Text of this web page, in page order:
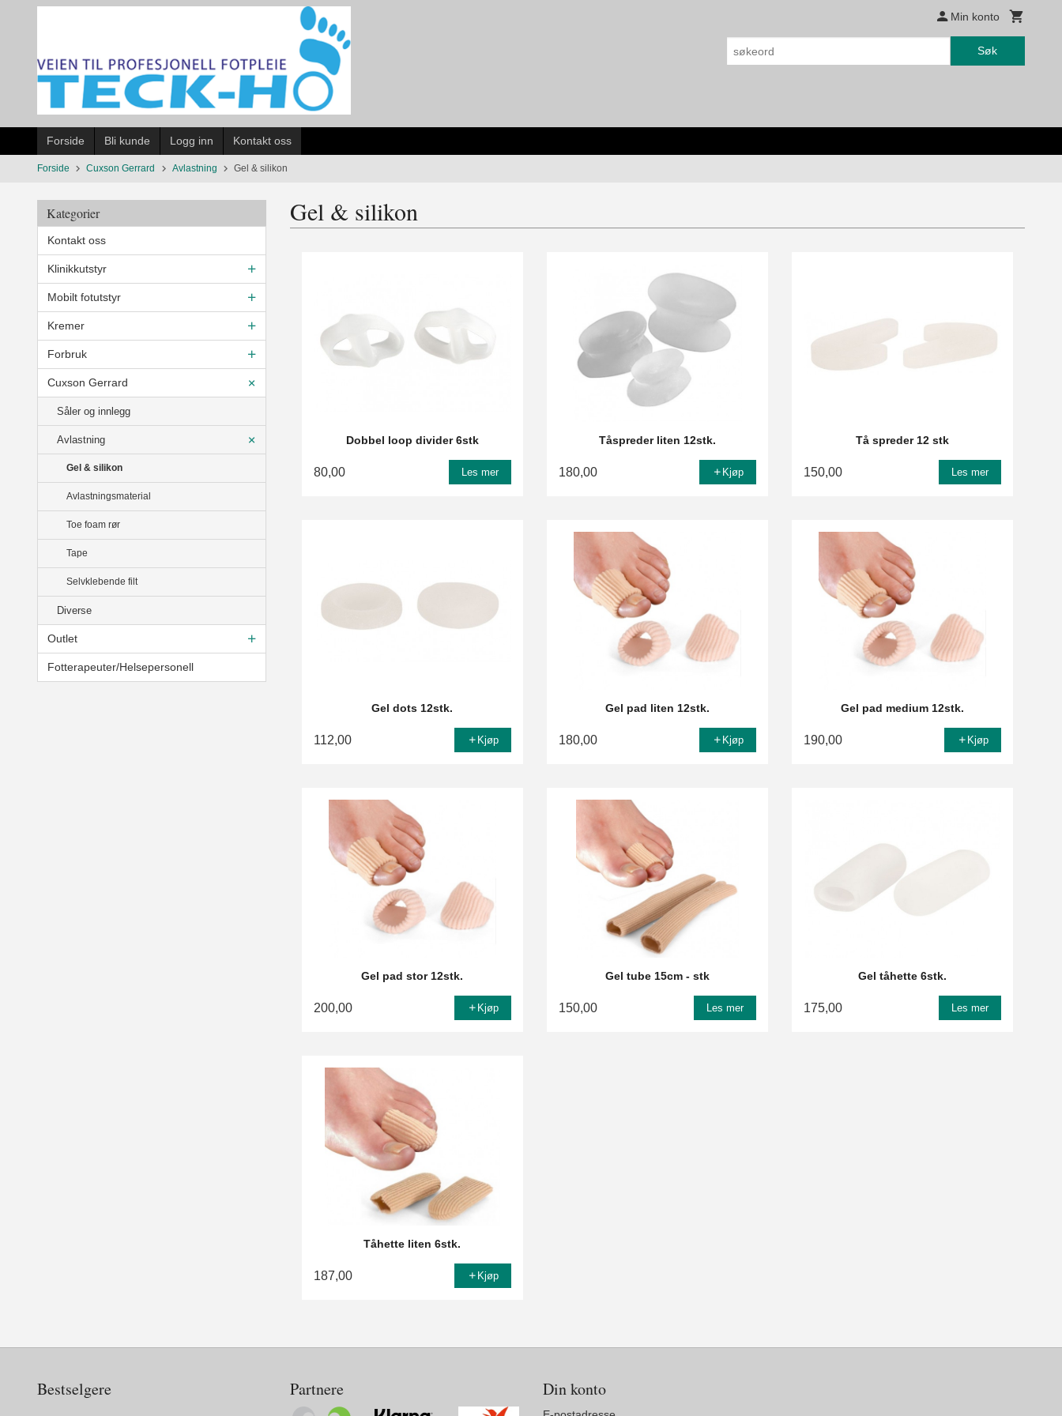
Min konto
Søk
Forside Bli kunde Logg inn Kontakt oss
Forside Cuxson Gerrard Avlastning Gel & silikon
Kategorier
Kontakt oss
Klinikkutstyr
Mobilt fotutstyr
Kremer
Forbruk
Cuxson Gerrard
Såler og innlegg
Avlastning
Gel & silikon
Avlastningsmaterial
Toe foam rør
Tape
Selvklebende filt
Diverse
Outlet
Fotterapeuter/Helsepersonell
Gel & silikon
Dobbel loop divider 6stk
80,00 Les mer
Tåspreder liten 12stk.
180,00 Kjøp
Tå spreder 12 stk
150,00 Les mer
Gel dots 12stk.
112,00 Kjøp
Gel pad liten 12stk.
180,00 Kjøp
Gel pad medium 12stk.
190,00 Kjøp
Gel pad stor 12stk.
200,00 Kjøp
Gel tube 15cm - stk
150,00 Les mer
Gel tåhette 6stk.
175,00 Les mer
Tåhette liten 6stk.
187,00 Kjøp
Bestselgere Partnere Din konto